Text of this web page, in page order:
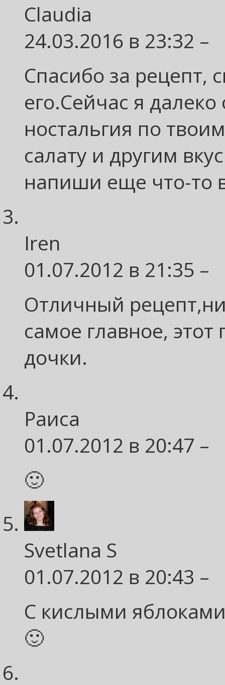
Claudia
24.03.2016 в 23:32 –
Спасибо за рецепт,
его.Сейчас я
ностальгия по
салату и другим
напиши еще что-то
Iren
01.07.2012 в 21:35 –
Отличный
самое главное,
дочки.
Раиса
01.07.2012 в 20:47 –
🙂
Svetlana S
01.07.2012 в 20:43 –
С кислыми
🙂